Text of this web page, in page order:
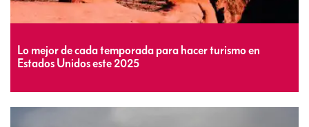
Lo mejor de cada temporada para hacer turismo en
Estados Unidos este 2025